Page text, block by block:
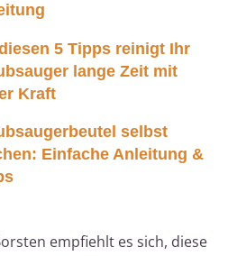
5 Tipps reinigt Ihr
lange Zeit mit
Kraft
selbst
Einfache Anleitung &
empfiehlt es sich, diese